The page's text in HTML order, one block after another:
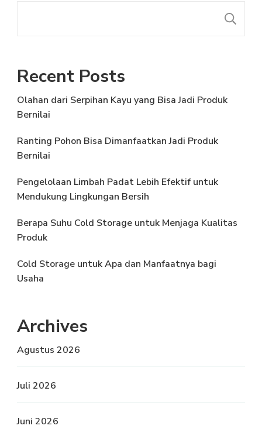
Recent Posts
Olahan dari Serpihan Kayu yang Bisa Jadi Produk
Bernilai
Ranting Pohon Bisa Dimanfaatkan Jadi Produk
Bernilai
Pengelolaan Limbah Padat Lebih Efektif untuk
Mendukung Lingkungan Bersih
Berapa Suhu Cold Storage untuk Menjaga Kualitas
Produk
Cold Storage untuk Apa dan Manfaatnya bagi
Usaha
Archives
Agustus 2026
Juli 2026
Juni 2026